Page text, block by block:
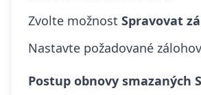
Zvolte možnost Spravovat
Nastavte požadované
Postup obnovy smazaných